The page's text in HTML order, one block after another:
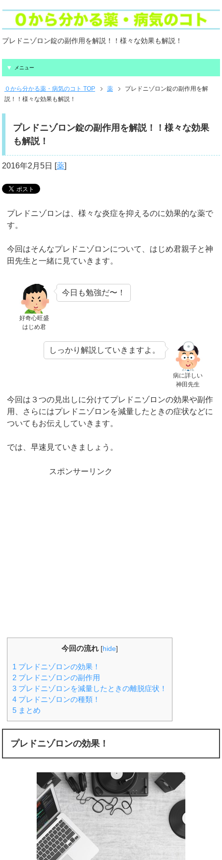
プレドニゾロン錠の副作用を解説！！様々な効果も解説！
メニュー
０から分かる薬・病気のコト TOP 薬
プレドニゾロン錠の副作用を解
説！！様々な効果も解説！
プレドニゾロン錠の副作用を解説！！様々な効果
も解説！
2016年2月5日 [薬]
プレドニゾロンは、様々な炎症を抑えるのに効果的な薬で
す。
今回はそんなプレドニゾロンについて、はじめ君親子と神
田先生と一緒に見ていきます。
好奇心旺盛
はじめ君
今日も勉強だ〜！
病に詳しい
神田先生
しっかり解説していきますよ。
今回は３つの見出しに分けてプレドニゾロンの効果や副作
用、さらにはプレドニゾロンを減量したときの症状などに
ついてもお伝えしていきます。
では、早速見ていきましょう。
スポンサーリンク
今回の流れ [hide]
1 プレドニゾロンの効果！
2 プレドニゾロンの副作用
3 プレドニゾロンを減量したときの離脱症状！
4 プレドニゾロンの種類！
5 まとめ
プレドニゾロンの効果！